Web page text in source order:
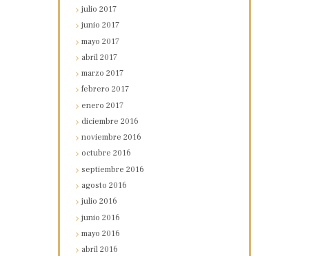
julio2017
junio2017
mayo2017
abril2017
marzo2017
febrero2017
enero2017
diciembre2016
noviembre2016
octubre2016
septiembre2016
agosto2016
julio2016
junio2016
mayo2016
abril2016